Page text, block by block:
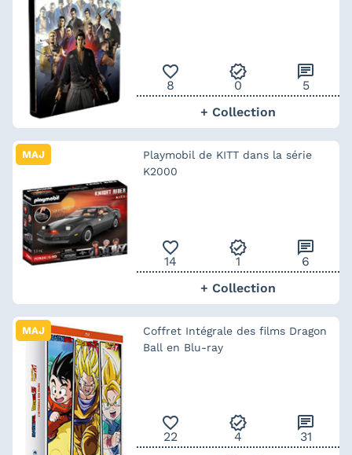
favorite_outline
8
verified
0
chat
5
+ Collection
MAJ
Playmobil de KITT dans la série
K2000
favorite_outline
14
verified
1
chat
6
+ Collection
MAJ
Coffret Intégrale des films Dragon
Ball en Blu-ray
favorite_outline
22
verified
4
chat
31